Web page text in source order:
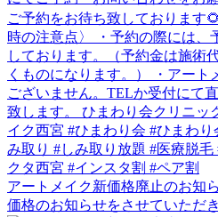
アートメイク新価格廃止のお知
価格のお知らせをさせていただ